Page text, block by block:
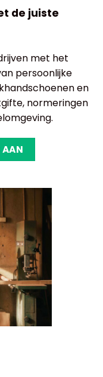
de juiste
met het
persoonlijke
en
normeringen
AAN